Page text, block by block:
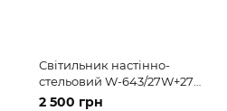
Світильник настінно-
стельовий W-643/27W+27W
CCT+RGB TUYA
2 500 грн